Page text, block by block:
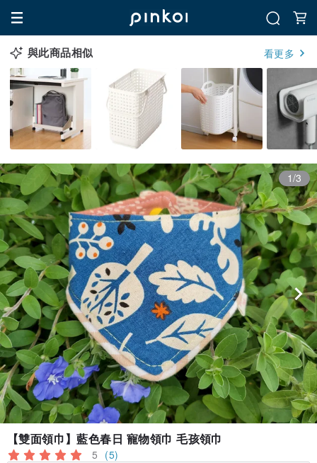
與此商品相似 看更多
1/3
【雙面領巾】藍色春日 寵物領巾 毛孩領巾
5 (5)